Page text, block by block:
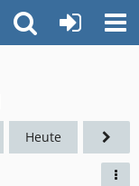
Heute